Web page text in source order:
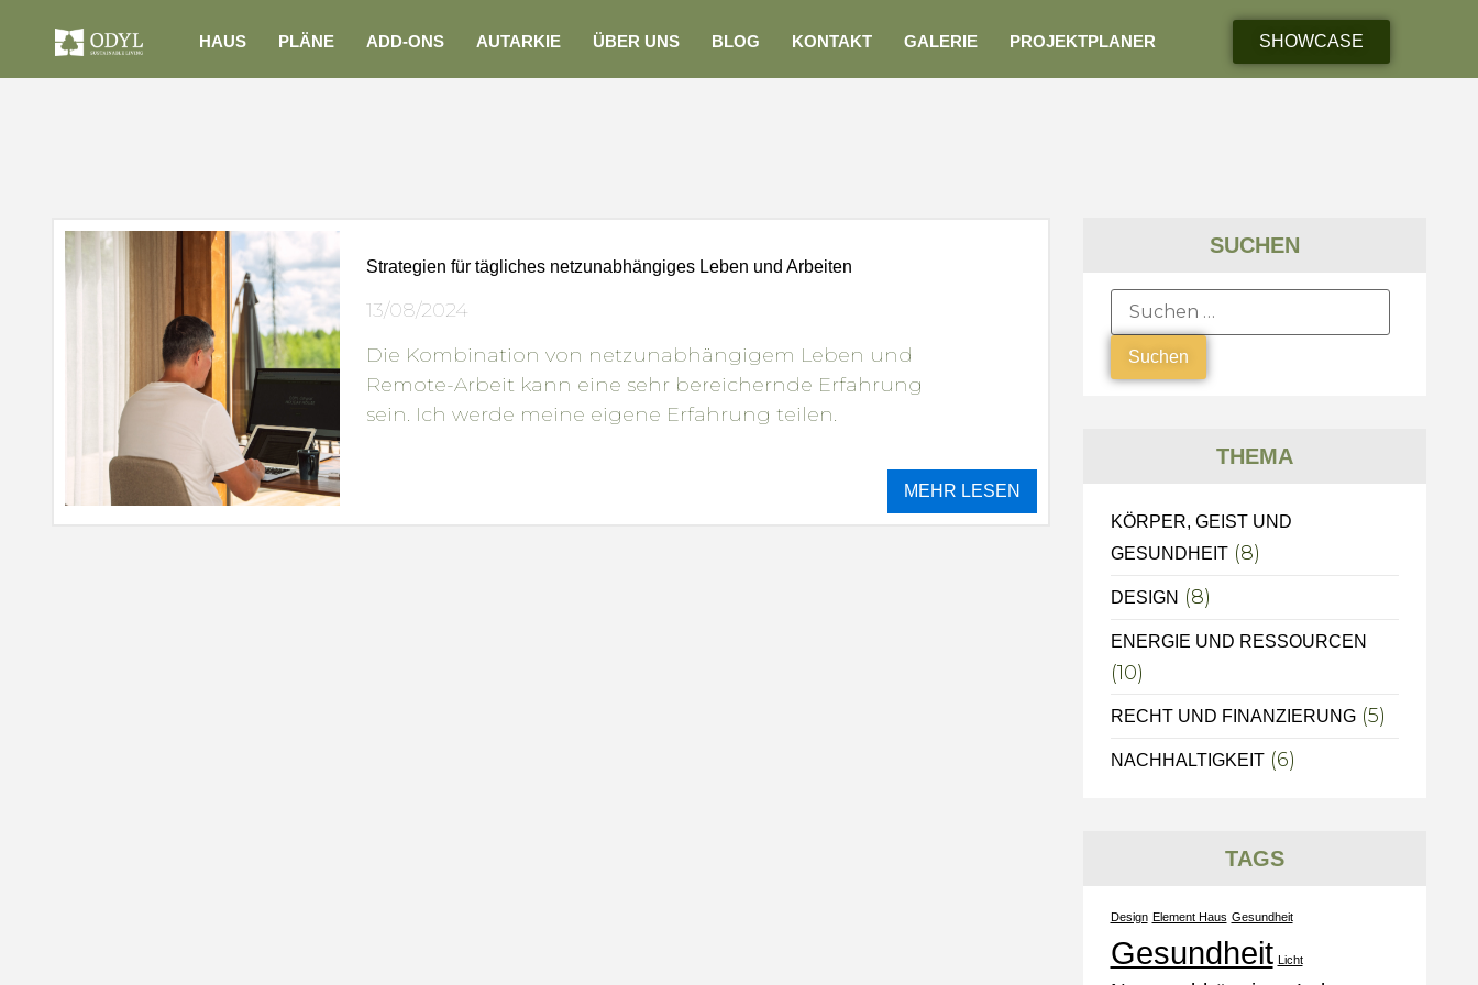
HAUS PLÄNE ADD-ONS AUTARKIE ÜBER UNS BLOG KONTAKT GALERIE PROJEKTPLANER SHOWCASE
Strategien für tägliches netzunabhängiges Leben und Arbeiten
13/08/2024
Die Kombination von netzunabhängigem Leben und
Remote-Arbeit kann eine sehr bereichernde Erfahrung
sein. Ich werde meine eigene Erfahrung teilen.
MEHR LESEN
SUCHEN
THEMA
KÖRPER, GEIST UND
GESUNDHEIT(8)
DESIGN (8)
ENERGIE UND RESSOURCEN
(10)
RECHT UND FINANZIERUNG(5)
NACHHALTIGKEIT(6)
TAGS
Design Element Haus Gesundheit
Gesundheit Licht